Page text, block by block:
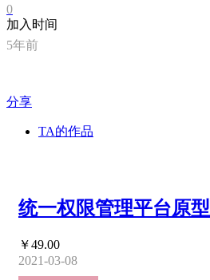
0
加入时间
5年前
分享
TA的作品
统一权限管理平台原型
￥49.00
2021-03-08